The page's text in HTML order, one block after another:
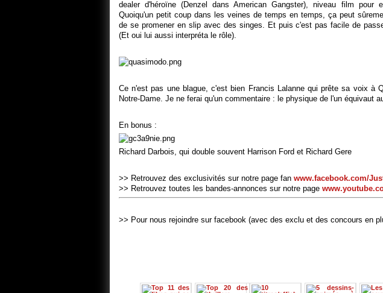
dealer d'héroïne (Denzel dans American Gangster), niveau film pour
Quoiqu'un petit coup dans les veines de temps en temps, ça peut
de se promener en slip avec des singes. Et puis c'est pas facile de
(Et oui lui aussi interpréta le rôle).
Ce n'est pas une blague, c'est bien Francis Lalanne qui prête sa voix à
Notre-Dame. Je ne ferai qu'un commentaire : le physique de l'un équivaut
En bonus :
Richard Darbois, qui double souvent Harrison Ford et Richard Gere
>> Retrouvez des exclusivités sur notre page fan www.facebook.com/
>> Retrouvez toutes les bandes-annonces sur notre page
>> Pour nous rejoindre sur facebook (avec des exclu et des concours en